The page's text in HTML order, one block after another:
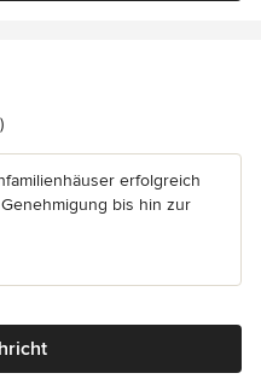
5 Sternen
erfolgreich
bis hin zur